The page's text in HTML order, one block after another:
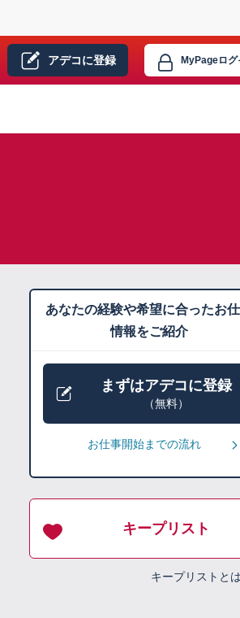
アデコに登録 MyPageロ
あなたの経験や希望に合ったお
情報をご紹介
まずはアデコに登録
（無料）
お仕事開始までの流れ
キープリスト
キープリストとは